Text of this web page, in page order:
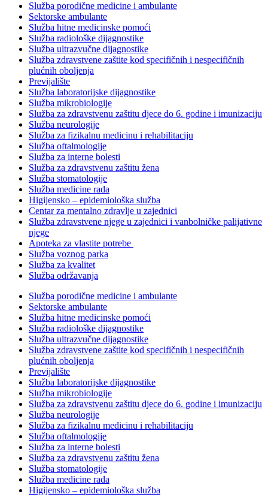
Služba porodične medicine i ambulante
Sektorske ambulante
Služba hitne medicinske pomoći
Služba radiološke dijagnostike
Služba ultrazvučne dijagnostike
Služba zdravstvene zaštite kod specifičnih i nespecifičnih
plućnih oboljenja
Previjalište
Služba laboratorijske dijagnostike
Služba mikrobiologije
Služba za zdravstvenu zaštitu djece do 6. godine i imunizaciju
Služba neurologije
Služba za fizikalnu medicinu i rehabilitaciju
Služba oftalmologije
Služba za interne bolesti
Služba za zdravstvenu zaštitu žena
Služba stomatologije
Služba medicine rada
Higijensko – epidemiološka služba
Centar za mentalno zdravlje u zajednici
Služba zdravstvene njege u zajednici i vanbolničke palijativne
njege
Apoteka za vlastite potrebe
Služba voznog parka
Služba za kvalitet
Služba održavanja
Služba porodične medicine i ambulante
Sektorske ambulante
Služba hitne medicinske pomoći
Služba radiološke dijagnostike
Služba ultrazvučne dijagnostike
Služba zdravstvene zaštite kod specifičnih i nespecifičnih
plućnih oboljenja
Previjalište
Služba laboratorijske dijagnostike
Služba mikrobiologije
Služba za zdravstvenu zaštitu djece do 6. godine i imunizaciju
Služba neurologije
Služba za fizikalnu medicinu i rehabilitaciju
Služba oftalmologije
Služba za interne bolesti
Služba za zdravstvenu zaštitu žena
Služba stomatologije
Služba medicine rada
Higijensko – epidemiološka služba